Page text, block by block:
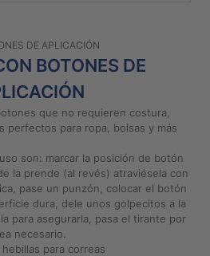
DE APLICACIÓN
BOTONES DE
que no requieren costura,
perfectos para ropa, bolsas y más
son: marcar la posición de botón
la prende (al revés) atraviésela con
pase un punzón, colocar el botón
dura, dele unos golpecitos a la
para asegurarla, pasa el tirante por
necesario.
para correas